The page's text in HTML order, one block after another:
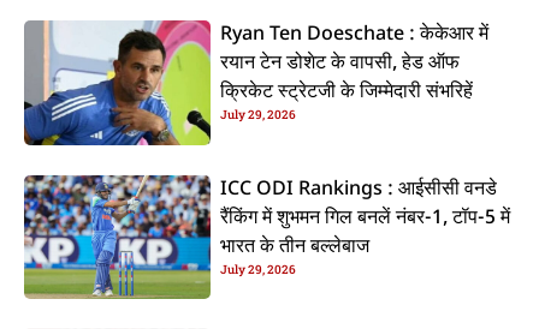
Ryan Ten Doeschate : केकेआर में
रयान टेन डोशेट के वापसी, हेड ऑफ
क्रिकेट स्ट्रेटजी के जिम्मेदारी संभरिहें
July 29, 2026
ICC ODI Rankings : आईसीसी वनडे
रैंकिंग में शुभमन गिल बनलें नंबर-1, टॉप-5 में
भारत के तीन बल्लेबाज
July 29, 2026